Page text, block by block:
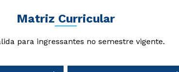
Matriz Curricular
para ingressantes no semestre vigente.